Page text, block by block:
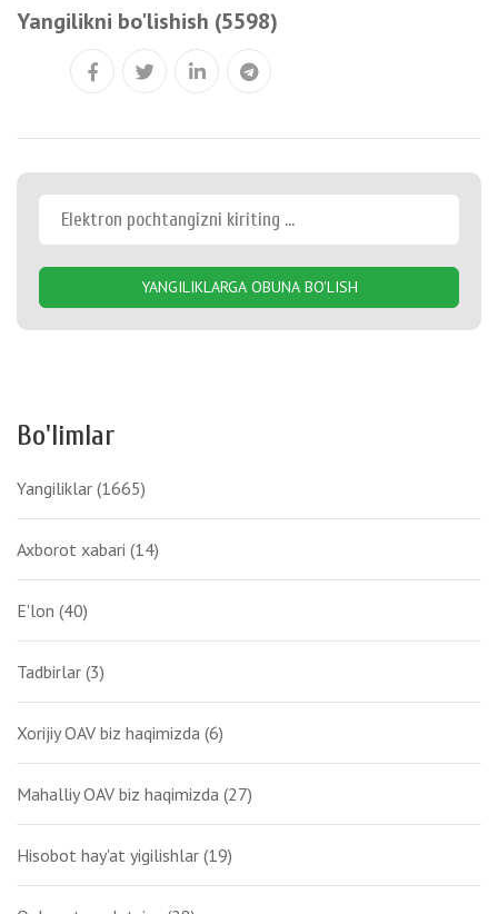
Yangilikni bo'lishish (5598)
YANGILIKLARGA OBUNA BO'LISH
Bo'limlar
Yangiliklar (1665)
Axborot xabari (14)
E'lon (40)
Tadbirlar (3)
Xorijiy OAV biz haqimizda (6)
Mahalliy OAV biz haqimizda (27)
Hisobot hay'at yigilishlar (19)